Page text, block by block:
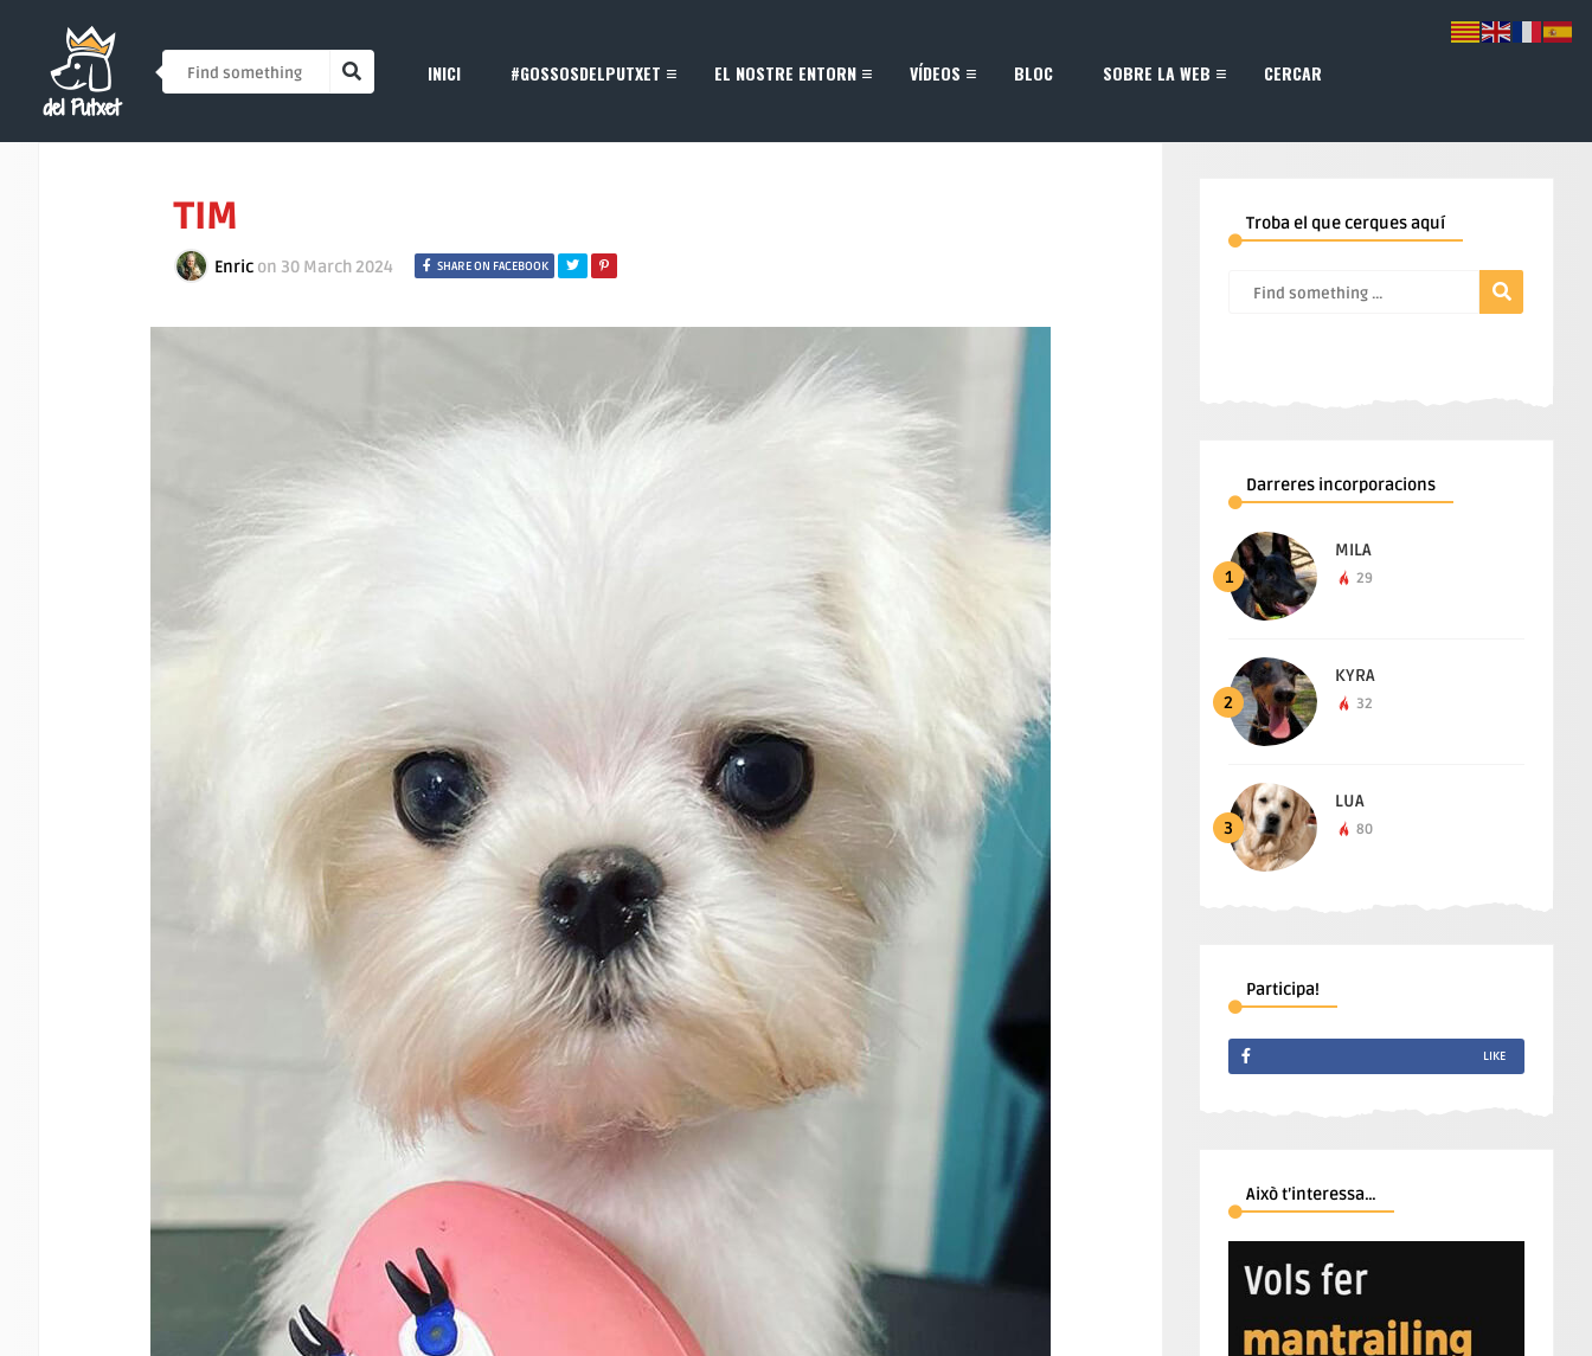
INICI #GOSSOSDELPUTXET EL NOSTRE ENTORN VÍDEOS BLOC SOBRE LA WEB CERCAR
TIM
Enric on 30 March 2024 SHARE ON FACEBOOK
Troba el que cerques aquí
Darreres incorporacions
1
MILA
29
2
KYRA
32
3
LUA
80
Participa!
LIKE
Això t’interessa…